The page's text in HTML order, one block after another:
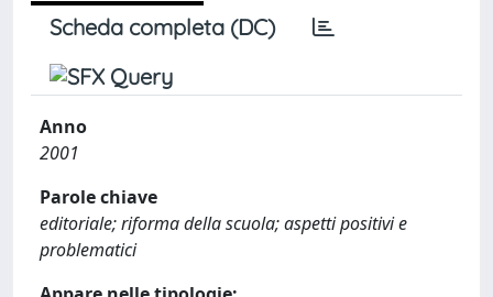
Scheda completa (DC)
Anno
2001
Parole chiave
editoriale; riforma della scuola; aspetti positivi e
problematici